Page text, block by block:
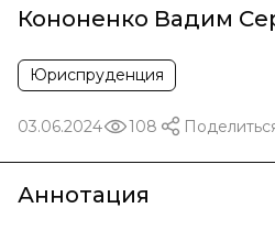
Кононенко Вадим
Юриспруденция
03.06.2024 108
Аннотация